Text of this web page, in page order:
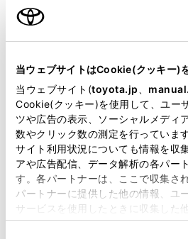
当ウェブサイトはCookie(クッキー)
当ウェブサイト(toyota.jp
Cookie(クッキー)を使用して、ユー
ツや広告の表示、ソーシャルメディ
数やクリック数の測定を行っていま
サイト利用状況についても情報を収
アや広告配信、データ解析の各パー
す。各パートナーは、ここで収集さ
パートナーに提供した他の情報、ユ
サービスを使用したときに収集した
使用することがあります。当ウェブ
長野県
岐阜県
静岡県
愛知県
三重県
近畿